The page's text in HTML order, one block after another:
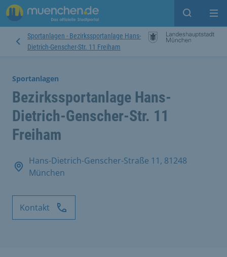
Suche
Sportanlagen - Bezirkssportanlage Hans-
Dietrich-Genscher-Str. 11 Freiham
Sportanlagen
Bezirkssportanlage Hans-
Dietrich-Genscher-Str. 11
Freiham
Hans-Dietrich-Genscher-Straße 11, 81248
München
Kontakt